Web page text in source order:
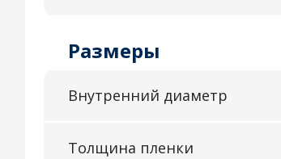
Размеры
Внутренний диаметр
Толщина пленки